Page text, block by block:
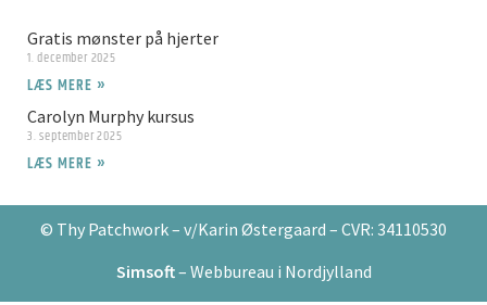
Gratis mønster på hjerter
1. december 2025
LÆS MERE »
Carolyn Murphy kursus
3. september 2025
LÆS MERE »
© Thy Patchwork – v/Karin Østergaard – CVR: 34110530
Simsoft– Webbureau i Nordjylland